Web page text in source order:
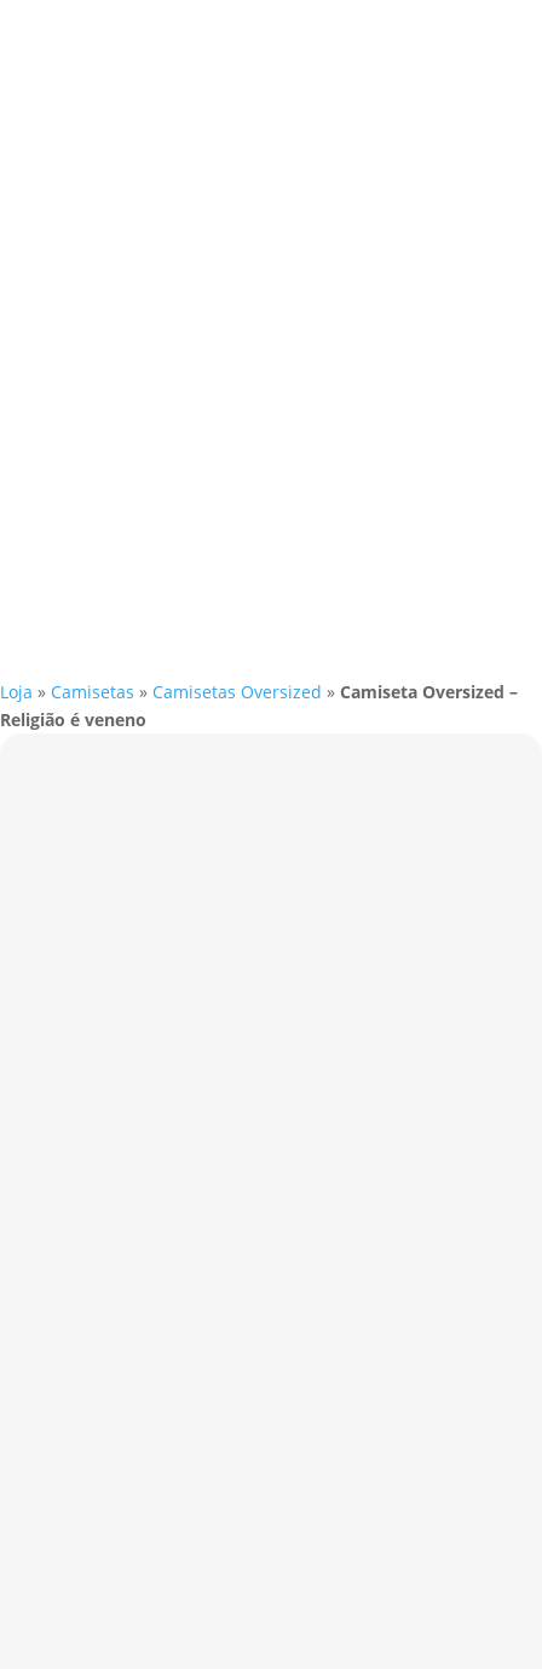
Loja » Camisetas » Camisetas Oversized » Camiseta Oversized –
Religião é veneno